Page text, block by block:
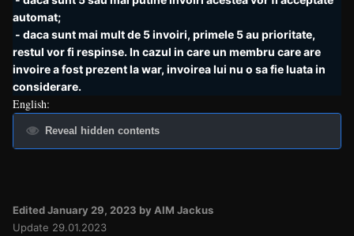
automat;
- daca sunt mai mult de 5 invoiri, primele 5 au prioritate,
restul vor fi respinse. In cazul in care un membru care are
invoire a fost prezent la war, invoirea lui nu o sa fie luata in
considerare.
English:
Reveal hidden contents
EditedJanuary 29, 2023 by AIM Jackus
Update 29.01.2023